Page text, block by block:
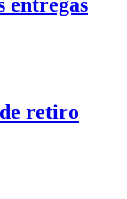
retiro